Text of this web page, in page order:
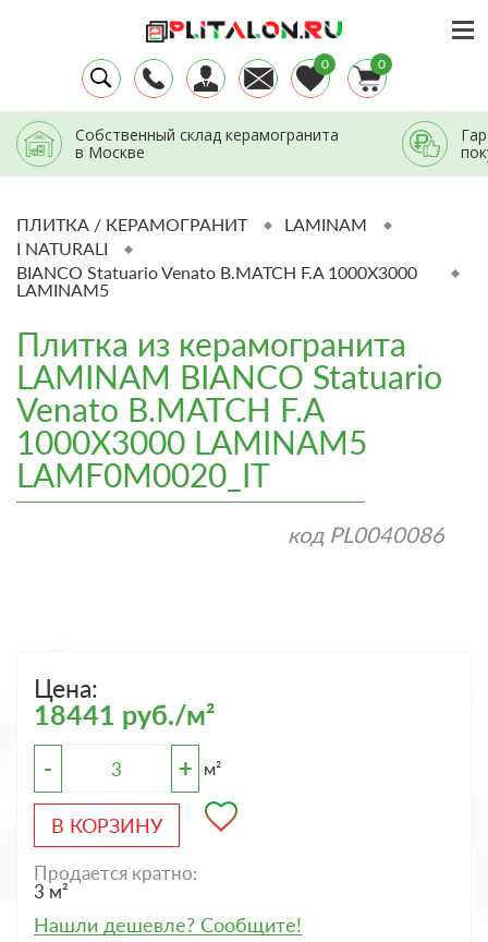
0 0
Собственный склад керамогранита
в Москве
ПЛИТКА / КЕРАМОГРАНИТ
LAMINAM
I NATURALI
BIANCO Statuario Venato B.MATCH F.A 1000X3000
LAMINAM5
Плитка из керамогранита
LAMINAM BIANCO Statuario
Venato B.MATCH F.A
1000X3000 LAMINAM5
LAMF0M0020_IT
код PL0040086
Цена:
18441 руб./м²
- + м²
В КОРЗИНУ
Продается кратно:
3 м²
Нашли дешевле? Сообщите!